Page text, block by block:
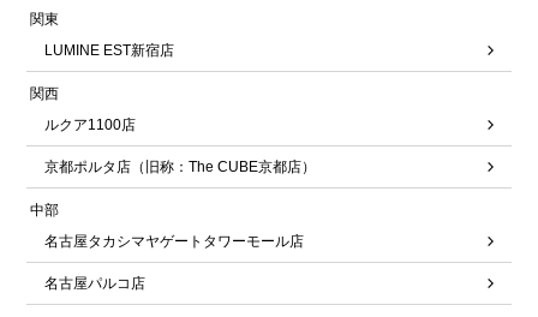
関東
LUMINE EST新宿店
関西
ルクア1100店
京都ポルタ店（旧称：The CUBE京都店）
中部
名古屋タカシマヤゲートタワーモール店
名古屋パルコ店